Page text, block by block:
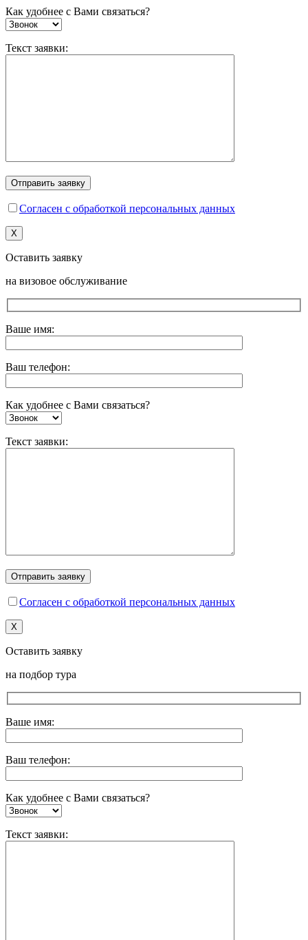
Как удобнее с Вами связаться?
Текст заявки:
Согласен с обработкой персональных данных
X
Оставить заявку
на визовое обслуживание
Ваше имя:
Ваш телефон:
Как удобнее с Вами связаться?
Текст заявки:
Согласен с обработкой персональных данных
X
Оставить заявку
на подбор тура
Ваше имя:
Ваш телефон:
Как удобнее с Вами связаться?
Текст заявки: